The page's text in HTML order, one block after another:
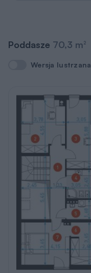
Poddasze 70,3 m2
Wersja lustrzana
Wersja lustrzana